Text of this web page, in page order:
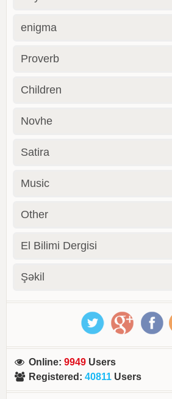
enigma
Proverb
Children
Novhe
Satira
Music
Other
El Bilimi Dergisi
Şəkil
Online:9949 Users
Registered :40811 Users